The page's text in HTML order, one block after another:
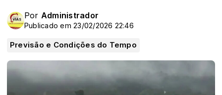
Por Administrador
Publicado em 23/02/2026 22:46
Previsão e Condições do Tempo